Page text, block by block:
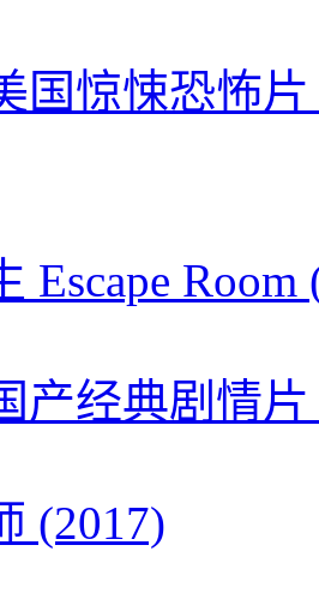
国惊悚恐怖
Escape Room
产经典剧情
(2017)